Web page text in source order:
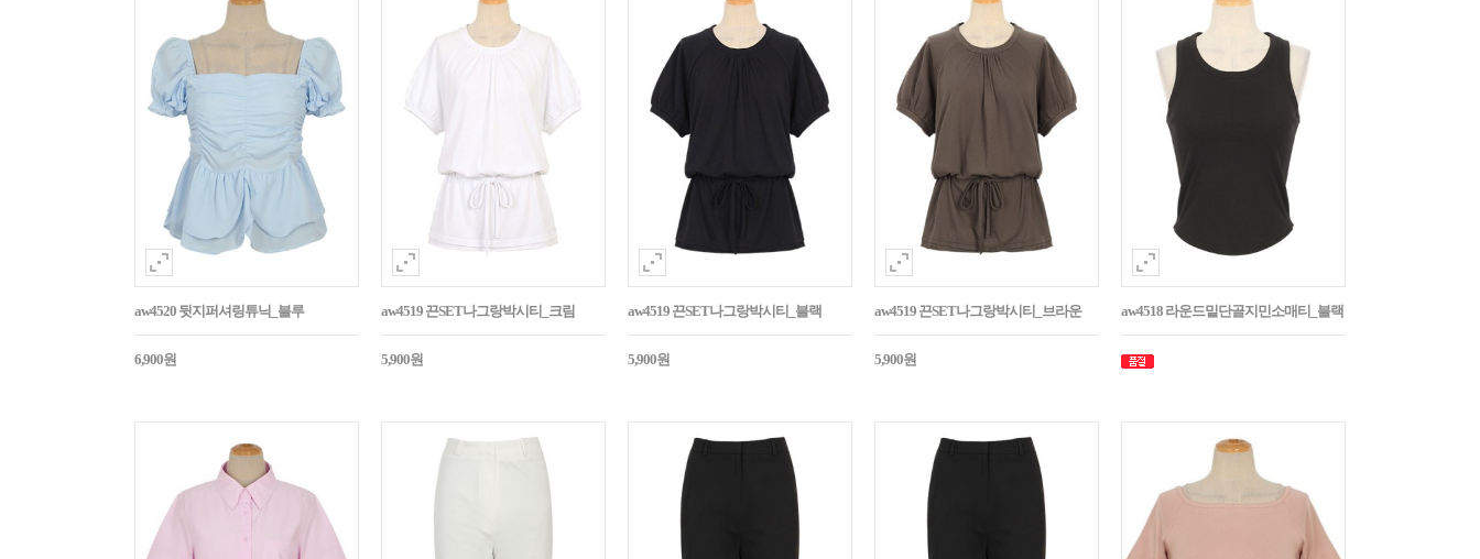
aw4520 뒷지퍼셔링튜닉_블루
6,900원
aw4519 끈SET나그랑박시티_크림
5,900원
aw4519 끈SET나그랑박시티_블랙
5,900원
aw4519 끈SET나그랑박시티_브라운
5,900원
aw4518 라운드밑단골지민소매티_블랙